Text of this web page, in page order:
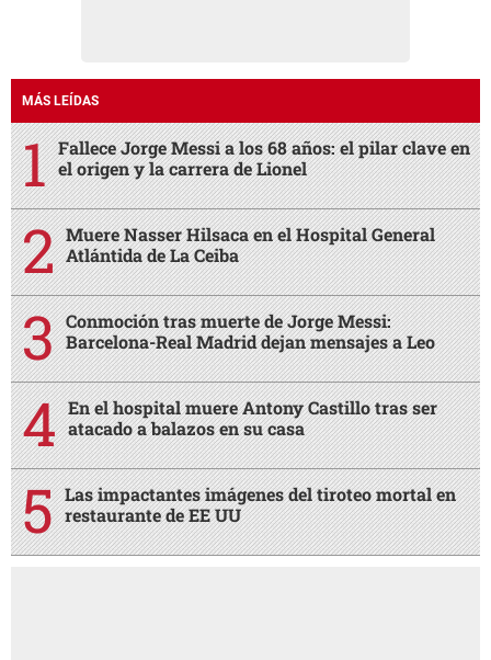
MÁS LEÍDAS
Fallece Jorge Messi a los 68 años: el pilar clave en
el origen y la carrera de Lionel
Muere Nasser Hilsaca en el Hospital General
Atlántida de La Ceiba
Conmoción tras muerte de Jorge Messi:
Barcelona-Real Madrid dejan mensajes a Leo
En el hospital muere Antony Castillo tras ser
atacado a balazos en su casa
Las impactantes imágenes del tiroteo mortal en
restaurante de EE UU